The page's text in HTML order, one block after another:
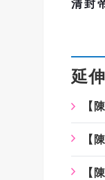
清封
延
【
【
【